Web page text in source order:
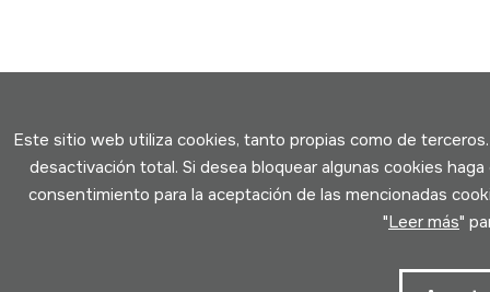
Este sitio web utiliza cookies, tanto propias como de
desactivación total. Si desea bloquear algunas cookies
consentimiento para la aceptación de las mencionadas
"Leer más"